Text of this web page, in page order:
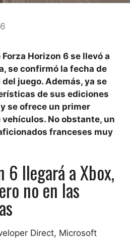
Horizon 6 se llevó a
se confirmó la fecha de
juego. Además, ya se
de sus ediciones
se ofrece un primer
No obstante, un
franceses muy
6 llegará a Xbox,
no en las
Direct, Microsoft